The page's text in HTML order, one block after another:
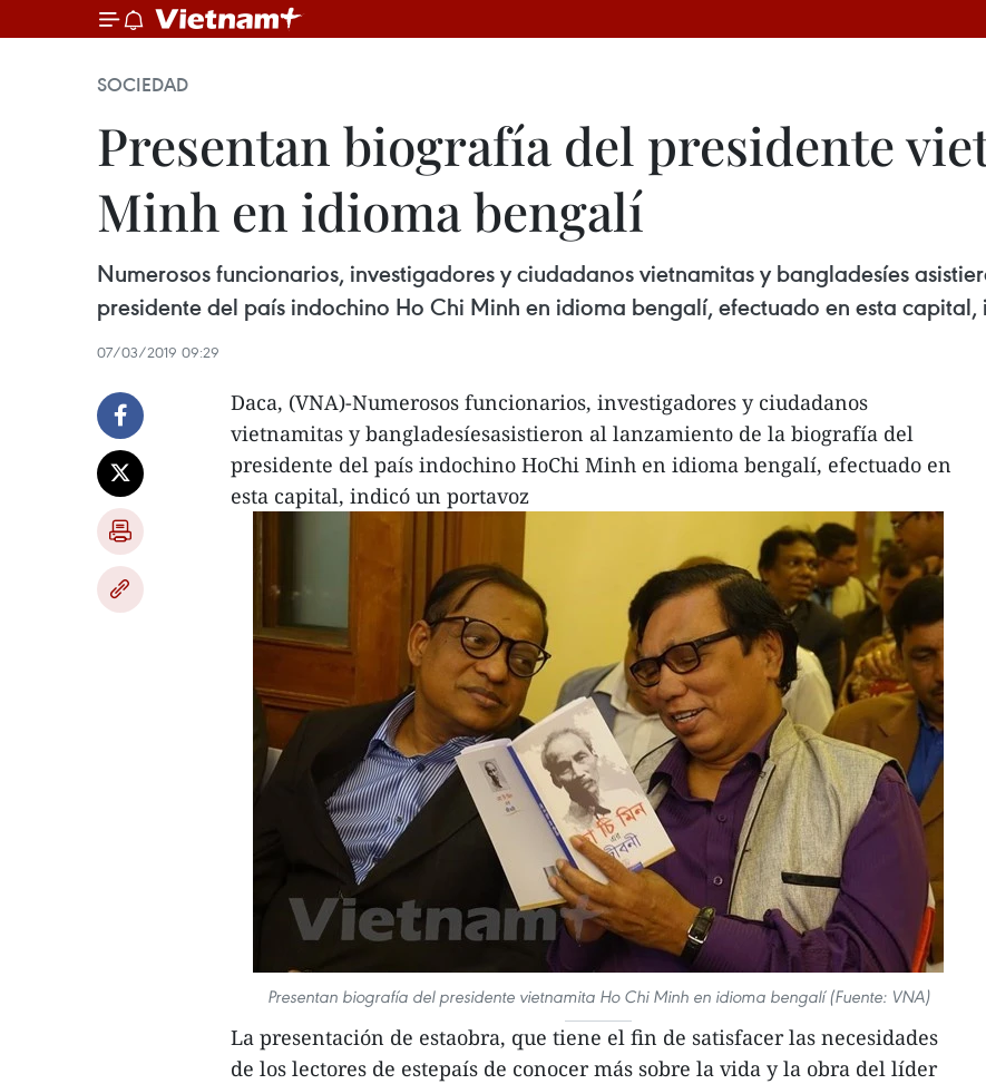
SOCIEDAD
Presentan biografía del presidente
Minh en idioma bengalí
Numerosos funcionarios, investigadores y ciudadanos vietnamitas y bangladesíes
presidente del país indochino Ho Chi Minh en idioma bengalí, efectuado en esta
07/03/2019 09:29
Daca, (VNA)-Numerosos funcionarios, investigadores y ciudadanos
vietnamitas y bangladesíesasistieron al lanzamiento de la biografía del
presidente del país indochino HoChi Minh en idioma bengalí, efectuado en
esta capital, indicó un portavoz
Presentan biografía del presidente vietnamita Ho Chi Minh en idioma bengalí (Fuente: VNA)
La presentación de estaobra, que tiene el fin de satisfacer las necesidades
de los lectores de estepaís de conocer más sobre la vida y la obra del líder